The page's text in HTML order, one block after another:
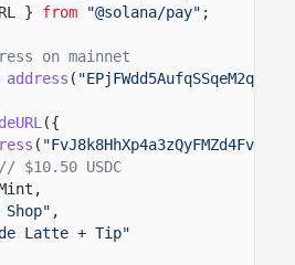
} from "@solana/pay" ;
on mainnet
address (
({
(
// $10.50 USDC
,
Latte + Tip"